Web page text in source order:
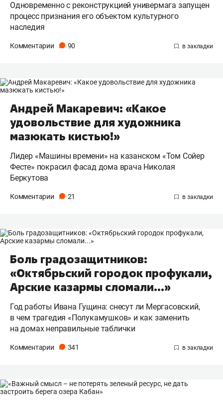
Одновременно с реконструкцией универмага запущен
процесс признания его объектом культурного
наследия
Комментарии 90
Андрей Макаревич: «Какое
удовольствие для художника
мазюкать кистью!»
Лидер «Машины времени» на казанском «Том Сойер
Фесте» покрасил фасад дома врача Николая
Беркутова
Комментарии 21
Боль градозащитников:
«Октябрьский городок профукали,
Арские казармы сломали...»
Год работы Ивана Гущина: снесут ли Мергасовский,
в чем трагедия «Полукамушков» и как заменить
на домах неправильные таблички
Комментарии 341